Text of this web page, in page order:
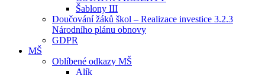
Šablony III
Doučování žáků škol – Realizace investice 3.2.3
Národního plánu obnovy
GDPR
MŠ
Oblíbené odkazy MŠ
Alík